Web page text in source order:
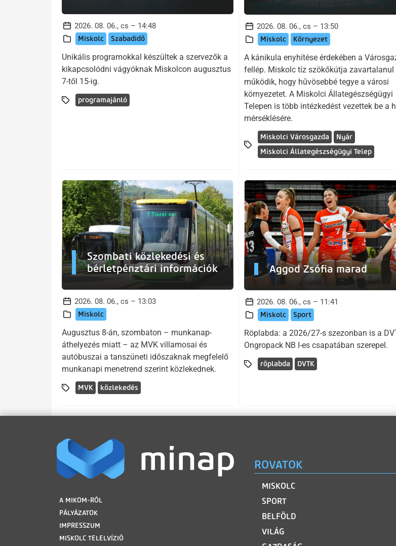
2026. 08. 06., cs – 14:48
Miskolc Szabadidő
Unikális programokkal készültek a szervezők a
kikapcsolódni vágyóknak Miskolcon augusztus
7-től 15-ig.
programajánló
2026. 08. 06., cs – 13:50
Miskolc Környezet
A kánikula enyhítése érdekében a
fellép. Miskolc tíz szökőkútja zavartalanul
működik, hogy hűvösebbé tegye a városi
környezetet. A Miskolci Állategészségügyi
Telepen is több intézkedést vezettek be a
mérséklésére.
Miskolci Városgazda
Nyár
Miskolci Állategészségügyi Telep
Szombati közlekedési és
bérletpénztári információk
2026. 08. 06., cs – 13:03
Miskolc
Augusztus 8-án, szombaton – munkanap-
áthelyezés miatt – az MVK villamosai és
autóbuszai a tanszüneti időszaknak megfelelő
munkanapi menetrend szerint közlekednek.
MVK közlekedés
Aggod Zsófia marad
2026. 08. 06., cs – 11:41
Miskolc Sport
Röplabda: a 2026/27-s szezonban is a
Ongropack NB I-es csapatában szerepel.
röplabda DVTK
LÁBLÉC
A MIKOM-RÓL
PÁLYÁZATOK
IMPRESSZUM
MISKOLC TELELVÍZIÓ
ROVATOK
MISKOLC
SPORT
BELFÖLD
VILÁG